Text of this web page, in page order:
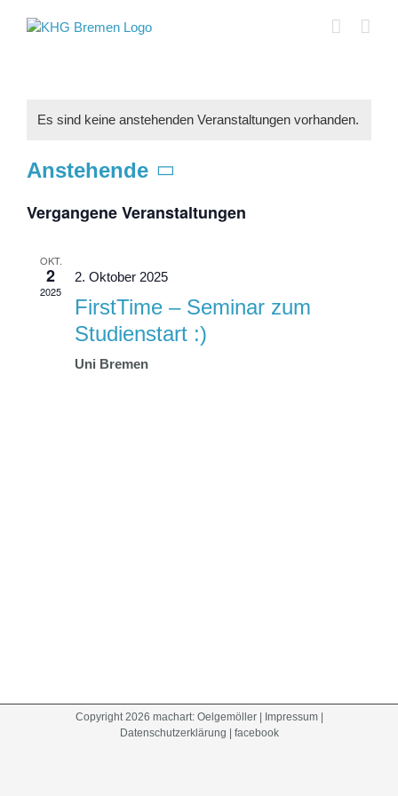
Es sind keine anstehenden Veranstaltungen vorhanden.
Anstehende
wählen.
Vergangene Veranstaltungen
OKT.
2
2025
2. Oktober 2025
FirstTime – Seminar zum
Studienstart :)
Uni Bremen
Copyright2026 machart: Oelgemöller| Impressum|
Datenschutzerklärung
facebook